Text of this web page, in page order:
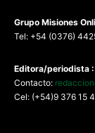
Grupo Misiones
Tel: +54 (0376)
Editora/periodista
Contacto:
Cel: (+54)9 376 15